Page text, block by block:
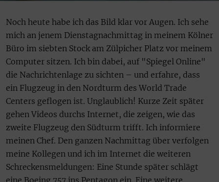
Noch heute habe ich das Bild klar vor Augen. Ich sehe
mich an jenem Dienstagnachmittag in meinem Kölner
Büro im siebten Stock am Zülpicher Platz vor meinem
Computer sitzen. Ich bin dabei, auf "Spiegel Online"
die Nachrichtenlage zu sichten – und erfahre, dass
ein Flugzeug in den Nordturm des World Trade
Centers geflogen ist. Unglaublich! Kurze Zeit später
gehen Videos durchs Internet, die zeigen, wie das
zweite Flugzeug den Südturm trifft. Ich informiere
meinen Chef. Den ganzen Nachmittag über verfolgen
meine Kollegen und ich im Internet die weiteren
Schreckensmeldungen: Eine Stunde später schlägt